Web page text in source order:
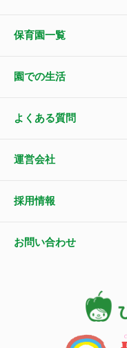
保育園一覧
園での生活
よくある質問
運営会社
採用情報
お問い合わせ